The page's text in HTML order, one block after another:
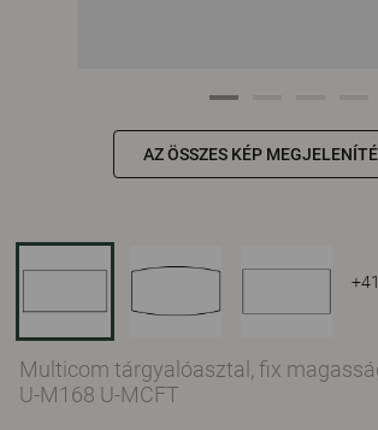
AZ ÖSSZES KÉP
+41
Multicom tárgyalóasztal, fix
U-M168 U-MCFT